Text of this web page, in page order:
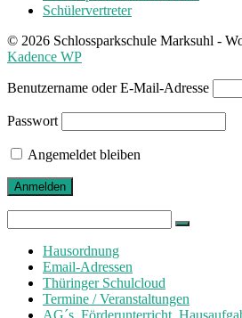
Schülervertreter
© 2026 Schlossparkschule Marksuhl -
Kadence WP
Benutzername oder E-Mail-Adresse
Passwort
Angemeldet bleiben
for:
Hausordnung
Email-Adressen
Thüringer Schulcloud
Termine / Veranstaltungen
AG´s, Förderunterricht,